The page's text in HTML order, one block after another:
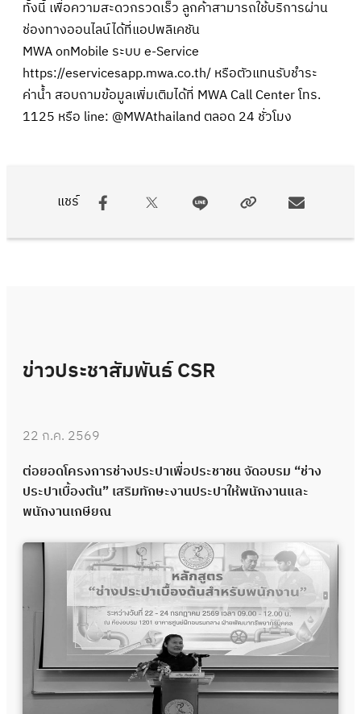
แชร์
ทั้งนี้ เพื่อความสะดวกรวดเร็ว ลูกค้าสามารถใช้บริการผ่าน
ช่องทางออนไลน์ได้ที่แอปพลิเคชัน
MWA onMobile ระบบ e-Service
https://eservicesapp.mwa.co.th/ หรือตัวแทนรับชำระ
ค่าน้ำ สอบถามข้อมูลเพิ่มเติมได้ที่ MWA Call Center โทร.
1125 หรือ line: @MWAthailand ตลอด 24 ชั่วโมง
ข่าวประชาสัมพันธ์ CSR
22 ก.ค. 2569
ต่อยอดโครงการช่างประปาเพื่อประชาชน จัดอบรม “ช่าง
ประปาเบื้องต้น” เสริมทักษะงานประปาให้พนักงานและ
พนักงานเกษียณ